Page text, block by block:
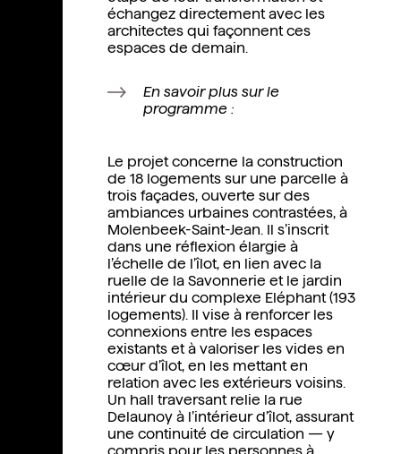
échangez directement avec les
architectes qui façonnent ces
espaces de demain.
En savoir plus sur le
programme :
Le projet concerne la construction
de 18 logements sur une parcelle à
trois façades, ouverte sur des
ambiances urbaines contrastées, à
Molenbeek-Saint-Jean. Il s’inscrit
dans une réflexion élargie à
l’échelle de l’îlot, en lien avec la
ruelle de la Savonnerie et le jardin
intérieur du complexe Eléphant (193
logements). Il vise à renforcer les
connexions entre les espaces
existants et à valoriser les vides en
cœur d’îlot, en les mettant en
relation avec les extérieurs voisins.
Un hall traversant relie la rue
Delaunoy à l’intérieur d’îlot, assurant
une continuité de circulation — y
compris pour les personnes à